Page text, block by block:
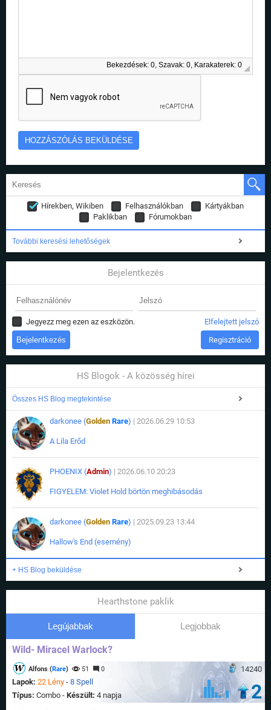
Bekezdések: 0, Szavak: 0, Karakaterek: 0
Hírekben, Wikiben Felhasználókban
Kártyákban
Paklikban
Fórumokban
További keresési lehetőségek
Bejelentkezés
Jegyezz meg ezen az eszközön. Elfelejtett jelszó
Regisztráció
HS Blogok - A közösség hírei
Összes HS Blog megtekintése
darkonee (Golden Rare) | 2026.06.29 10:53
A Lila Erőd
PHOENIX (Admin) | 2026.06.10 20:23
FIGYELEM: Violet Hold börtön meghibásodás
darkonee (Golden Rare) | 2025.09.23 13:44
Hallow's End (esemény)
+ HS Blog beküldése
Hearthstone paklik
Legújabbak Legjobbak
Wild- Miracel Warlock?
14240
Alfons (Rare) 51 0
Lapok: 22 Lény - 8 Spell
Típus: Combo - Készült: 4 napja 2